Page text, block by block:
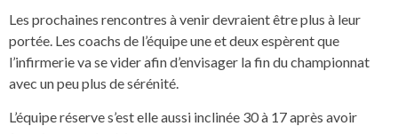
Les prochaines rencontres à venir devraient être plus à leur
portée. Les coachs de l’équipe une et deux espèrent que
l’infirmerie va se vider afin d’envisager la fin du championnat
avec un peu plus de sérénité.
L’équipe réserve s’est elle aussi inclinée 30 à 17 après avoir